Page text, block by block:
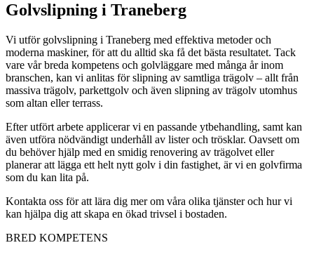
Golvslipning i Traneberg
Vi utför golvslipning i Traneberg med effektiva metoder och
moderna maskiner, för att du alltid ska få det bästa resultatet. Tack
vare vår breda kompetens och golvläggare med många år inom
branschen, kan vi anlitas för slipning av samtliga trägolv – allt från
massiva trägolv, parkettgolv och även slipning av trägolv utomhus
som altan eller terrass.
Efter utfört arbete applicerar vi en passande ytbehandling, samt kan
även utföra nödvändigt underhåll av lister och trösklar. Oavsett om
du behöver hjälp med en smidig renovering av trägolvet eller
planerar att lägga ett helt nytt golv i din fastighet, är vi en golvfirma
som du kan lita på.
Kontakta oss för att lära dig mer om våra olika tjänster och hur vi
kan hjälpa dig att skapa en ökad trivsel i bostaden.
BRED KOMPETENS